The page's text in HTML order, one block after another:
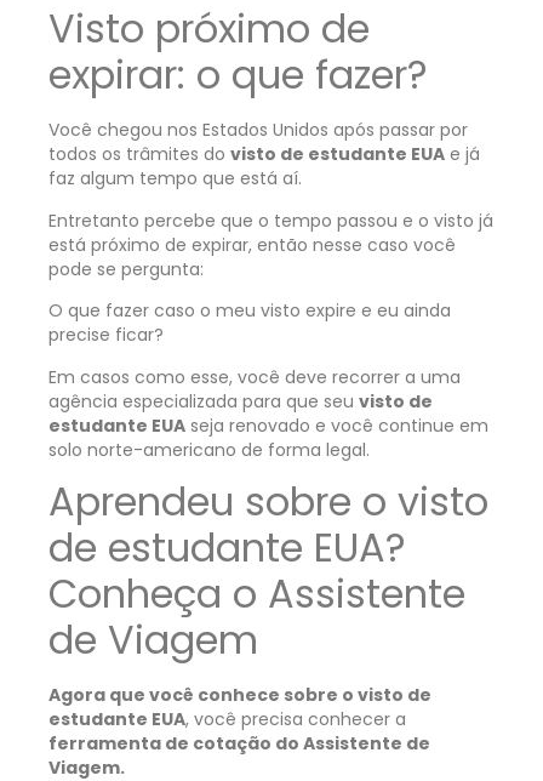
Visto próximo de
expirar: o que fazer?
Você chegou nos Estados Unidos após passar por
todos os trâmites do visto de estudante EUA e já
faz algum tempo que está aí.
Entretanto percebe que o tempo passou e o visto já
está próximo de expirar, então nesse caso você
pode se pergunta:
O que fazer caso o meu visto expire e eu ainda
precise ficar?
Em casos como esse, você deve recorrer a uma
agência especializada para que seu visto de
estudante EUA seja renovado e você continue em
solo norte-americano de forma legal.
Aprendeu sobre o visto
de estudante EUA?
Conheça o Assistente
de Viagem
Agora que você conhece sobre o visto de
estudante EUA, você precisa conhecer a
ferramenta de cotação do Assistente de
Viagem.